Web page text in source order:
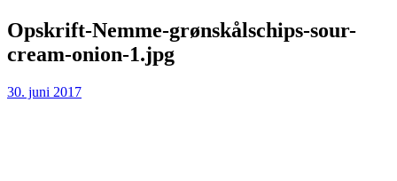
Skip
to
content
Opskrift-Nemme-grønskålschips-sour-
cream-onion-1.jpg
30. juni 2017